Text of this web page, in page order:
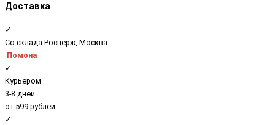
Доставка
✓
Со склада Роснерж, Москва
Помона
✓
Курьером
3-8 дней
от 599 рублей
✓